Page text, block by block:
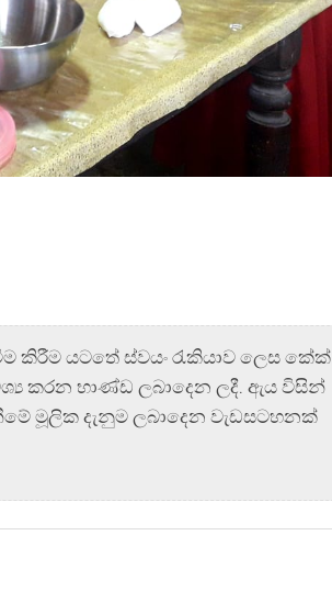
කිරීම යටතේ ස්වයං රැකියාව ලෙස කේක්
කරන භාණ්ඩ ලබාදෙන ලදී. ඇය‍‍ විසින්
මූලික දැනුම ලබාදෙන වැඩසටහනක්